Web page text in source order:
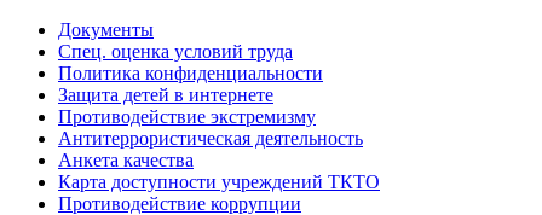
Документы
Спец. оценка условий труда
Политика конфиденциальности
Защита детей в интернете
Противодействие экстремизму
Антитеррористическая деятельность
Анкета качества
Карта доступности учреждений ТКТО
Противодействие коррупции